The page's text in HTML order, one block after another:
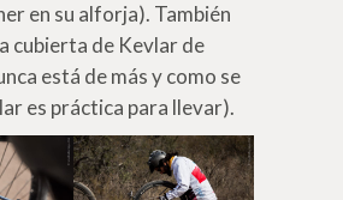
en su alforja). También
cubierta de Kevlar de
está de más y como se
es práctica para llevar).